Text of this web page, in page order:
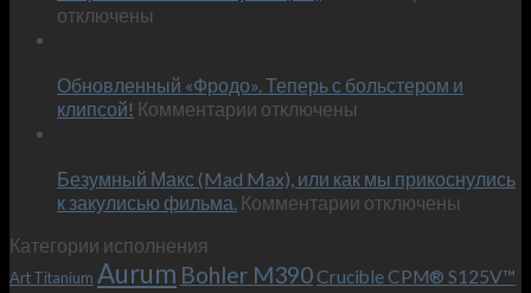
–
и
KeyOne
отключены
Обновленный «Фродо». Теперь с больстером и
клипсой! Комментарии к
«Фродо».
Теперь
и
отключены
Безумный Макс (Mad Max), или как мы прикоснулись
к закулисью фильма. Комментарии к
Макс
отключены
Категории исполнения
Art Titanium Aurum Bohler M390Crucible CPM® S125V™